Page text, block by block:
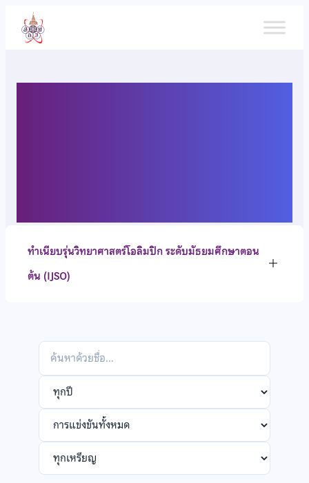
เนื้อหา
ทำเนียบรุ่นวิทยาศาสตร์โอลิมปิก ระดับมัธยมศึกษาตอน
ต้น (IJSO)
Search
by
name
Filter
by
year
Filter
by
competition
Filter
by